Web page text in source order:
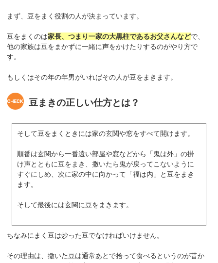
まず、豆をまく役割の人が決まっています。
豆をまくのは家長、つまり一家の大黒柱であるお父さんなどで、
他の家族は豆をまかずに一緒に声をかけたりするのがやり方で
す。
もしくはその年の年男がいればその人が豆をまきます。
豆まきの正しい仕方とは？
そして豆をまくときには家の玄関や窓をすべて開けます。
順番は玄関から一番遠い部屋や窓などから「鬼は外」の掛
け声とともに豆をまき、撒いたら鬼が戻ってこないように
すぐにしめ、次に家の中に向かって「福は内」と豆をまき
ます。
そして最後には玄関に豆をまきます。
ちなみにまく豆は炒った豆でなければいけません。
その理由は、撒いた豆は通常あとで拾って食べるというのが昔か